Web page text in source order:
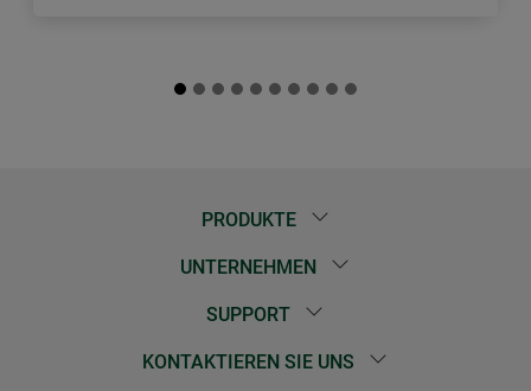
PRODUKTE
UNTERNEHMEN
SUPPORT
KONTAKTIEREN SIE UNS